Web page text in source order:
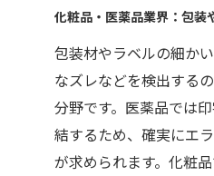
化粧品・医薬品業界：包装
包装材やラベルの細か
なズレなどを検出する
分野です。医薬品では
結するため、確実にエ
が求められます。化粧